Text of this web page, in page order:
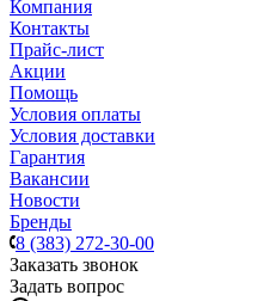
Компания
Контакты
Прайс-лист
Акции
Помощь
Условия оплаты
Условия доставки
Гарантия
Вакансии
Новости
Бренды
8 (383) 272-30-00
Заказать звонок
Задать вопрос